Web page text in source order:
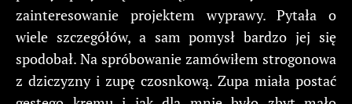
zainteresowanie projektem wyprawy. Pytała o
wiele szczegółów, a sam pomysł bardzo jej się
spodobał. Na spróbowanie zamówiłem strogonowa
z dziczyzny i zupę czosnkową. Zupa miała postać